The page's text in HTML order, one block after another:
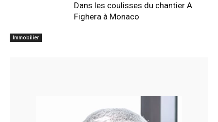
Immobilier
Dans les coulisses du chantier A
Fighera à Monaco